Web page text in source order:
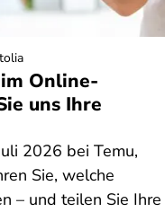
Online-
uns Ihre
2026 bei Temu,
Sie, welche
– und teilen Sie Ihre